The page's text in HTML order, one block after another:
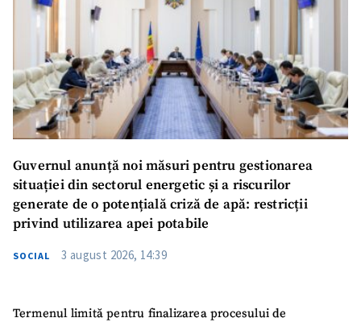
Guvernul anunță noi măsuri pentru gestionarea
situației din sectorul energetic și a riscurilor
generate de o potențială criză de apă: restricții
privind utilizarea apei potabile
SOCIAL 3 august 2026, 14:39
Termenul limită pentru finalizarea procesului de